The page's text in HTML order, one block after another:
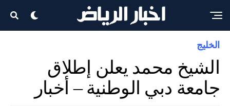
الخليج
الشيخ محمد يعلن إطلاق
جامعة دبي الوطنية – أخبار